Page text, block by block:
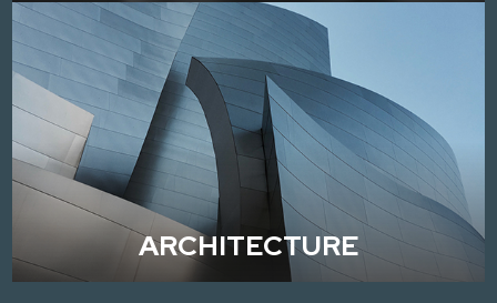
ARCHITECTURE